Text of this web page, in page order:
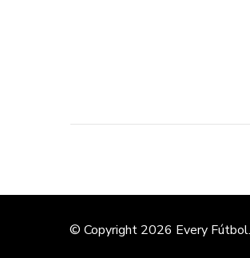
© Copyright 2026 Every Fútbol